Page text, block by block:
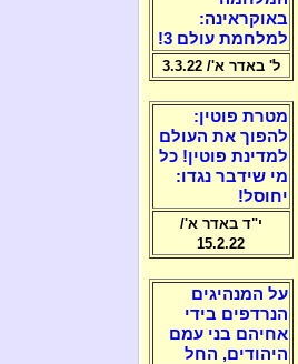
באוקראינה:
למלחמת עולם 3!
ל' באדר א'/ 3.3.22
מטרת פוטין:
להפוך את העולם
למדינת פוטין! כל
מי שידבר נגדו:
יחוסל!
י"ד באדר א'/
15.2.22
על המנהיגים
הנרדפים בידי
אחיהם בני עמם
היהודים, החל